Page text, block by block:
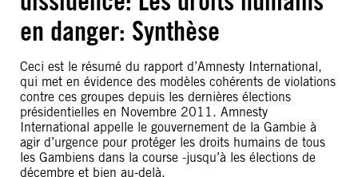
en danger: Synthèse
Ceci est le résumé du rapport d’Amnesty International,
qui met en évidence des modèles cohérents de violations
contre ces groupes depuis les dernières élections
présidentielles en Novembre 2011. Amnesty
International appelle le gouvernement de la Gambie à
agir d’urgence pour protéger les droits humains de tous
les Gambiens dans la course -jusqu’à les élections de
décembre et bien au-delà.